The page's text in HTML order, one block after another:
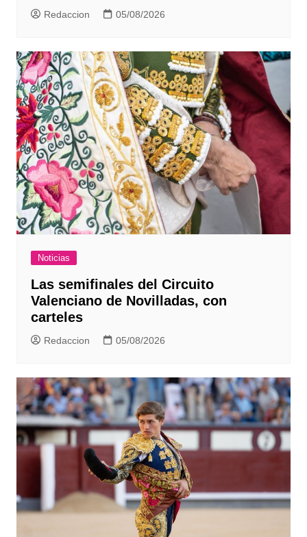
Redaccion 05/08/2026
Noticias
Las semifinales del Circuito
Valenciano de Novilladas, con
carteles
Redaccion 05/08/2026